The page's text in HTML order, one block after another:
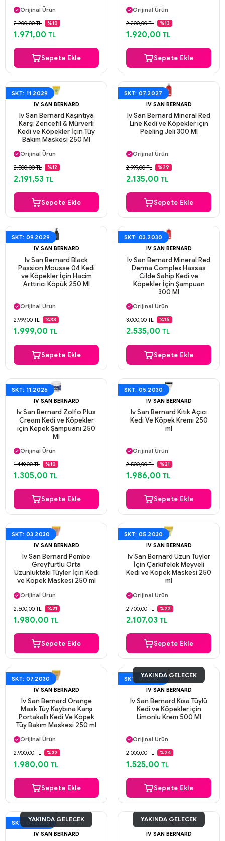
Orijinal Ürün
Güvenli Ödeme
Aynı Gün Kargo
2.200,00 TL %10
1.971,00 TL
Sepete Ekle
Orijinal Ürün
Güvenli Ödeme
Aynı Gün Kargo
2.200,00 TL %13
1.920,00 TL
Sepete Ekle
SKT: 11.2029
IV SAN BERNARD
Iv San Bernard Kaşıntıya
Karşı Zencefil & Mürverli
Kedi ve Köpekler İçin Tüy
Bakım Maskesi 250 Ml
Aynı Gün Kargo
Orijinal Ürün
Güvenli Ödeme
Aynı Gün Kargo
2.500,00 TL %12
2.191,53 TL
Sepete Ekle
SKT: 07.2027
IV SAN BERNARD
Iv San Bernard Mineral Red
Line Kedi ve Köpekler için
Peeling Jeli 300 Ml
Orijinal Ürün
Güvenli Ödeme
Aynı Gün Kargo
2.999,00 TL %29
2.135,00 TL
Sepete Ekle
SKT: 09.2029
IV SAN BERNARD
Iv San Bernard Black
Passion Mousse 04 Kedi
ve Köpekler İçin Hacim
Arttırıcı Köpük 250 Ml
Orijinal Ürün
Güvenli Ödeme
Aynı Gün Kargo
2.999,00 TL %33
1.999,00 TL
Sepete Ekle
SKT: 03.2030
IV SAN BERNARD
Iv San Bernard Mineral Red
Derma Complex Hassas
Cilde Sahip Kedi ve
Köpekler İçin Şampuan
300 Ml
Aynı Gün Kargo
Orijinal Ürün
Güvenli Ödeme
Aynı Gün Kargo
3.000,00 TL %16
2.535,00 TL
Sepete Ekle
SKT: 11.2026
IV SAN BERNARD
Iv San Bernard Zolfo Plus
Cream Kedi ve Köpekler
için Kepek Şampuanı 250
Ml
Aynı Gün Kargo
Orijinal Ürün
Güvenli Ödeme
Aynı Gün Kargo
1.449,00 TL %10
1.305,00 TL
Sepete Ekle
SKT: 05.2030
IV SAN BERNARD
Iv San Bernard Kıtık Açıcı
Kedi Ve Köpek Kremi 250
ml
Orijinal Ürün
Güvenli Ödeme
Aynı Gün Kargo
2.500,00 TL %21
1.986,00 TL
Sepete Ekle
SKT: 03.2030
IV SAN BERNARD
Iv San Bernard Pembe
Greyfurtlu Orta
Uzunluktaki Tüyler İçin Kedi
ve Köpek Maskesi 250 ml
Aynı Gün Kargo
Orijinal Ürün
Güvenli Ödeme
Aynı Gün Kargo
2.500,00 TL %21
1.980,00 TL
Sepete Ekle
SKT: 05.2030
IV SAN BERNARD
Iv San Bernard Uzun Tüyler
İçin Çarkıfelek Meyveli
Kedi ve Köpek Maskesi 250
ml
Aynı Gün Kargo
Orijinal Ürün
Güvenli Ödeme
Aynı Gün Kargo
2.700,00 TL %22
2.107,03 TL
Sepete Ekle
SKT: 07.2030
IV SAN BERNARD
Iv San Bernard Orange
Mask Tüy Kaybına Karşı
Portakallı Kedi Ve Köpek
Tüy Bakım Maskesi 250 ml
Aynı Gün Kargo
Orijinal Ürün
Güvenli Ödeme
Aynı Gün Kargo
2.900,00 TL %32
1.980,00 TL
Sepete Ekle
SKT: 07.2029
YAKINDA GELECEK
IV SAN BERNARD
Iv San Bernard Kısa Tüylü
Kedi ve Köpekler için
Limonlu Krem 500 Ml
Orijinal Ürün
Güvenli Ödeme
Aynı Gün Kargo
2.000,00 TL %24
1.525,00 TL
Sepete Ekle
SKT: 01.2030
YAKINDA GELECEK
IV SAN BERNARD
YAKINDA GELECEK
IV SAN BERNARD